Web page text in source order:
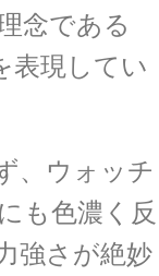
念である
表現してい
、ウォッチ
も色濃く反
強さが絶妙